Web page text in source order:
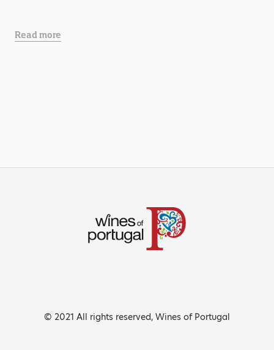
Read more
© 2021 All rights reserved, Wines of Portugal